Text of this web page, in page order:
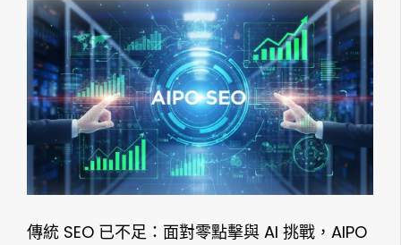
傳統 SEO 已不足：面對零點擊與 AI 挑戰，AIPO